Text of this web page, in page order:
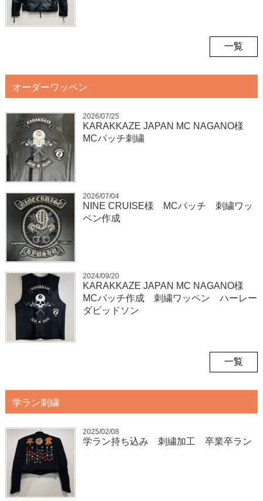
一覧
オーダーワッペン
2026/07/25
KARAKKAZE JAPAN MC NAGANO様
MCパッチ刺繍
2026/07/04
NINE CRUISE様 MCパッチ 刺繍ワッ
ペン作成
2024/09/20
KARAKKAZE JAPAN MC NAGANO様
MCパッチ作成 刺繍ワッペン ハーレー
ダビッドソン
一覧
学ラン刺繍
2025/02/08
学ラン持ち込み 刺繍加工 卒業卒ラン